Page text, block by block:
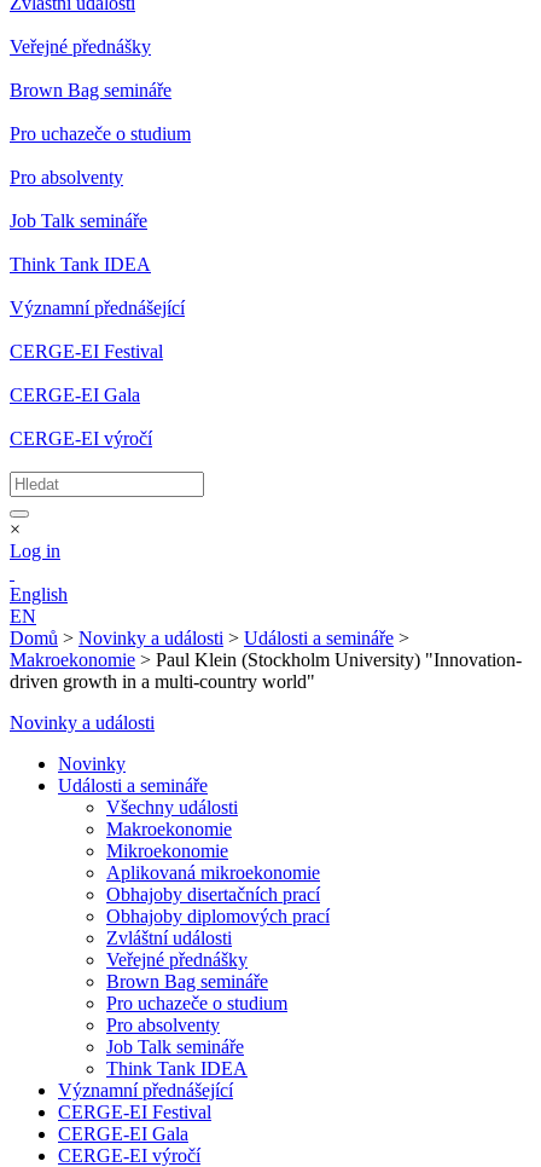
Veřejné přednášky
Brown Bag semináře
Pro uchazeče o studium
Pro absolventy
Job Talk semináře
Think Tank IDEA
Významní přednášející
CERGE-EI Festival
CERGE-EI Gala
CERGE-EI výročí
×
Log in
English
EN
Domů > Novinky a události > Události a semináře >
Makroekonomie > Paul Klein (Stockholm University) "Innovation-
driven growth in a multi-country world"
Novinky a události
Novinky
Události a semináře
Všechny události
Makroekonomie
Mikroekonomie
Aplikovaná mikroekonomie
Obhajoby disertačních prací
Obhajoby diplomových prací
Zvláštní události
Veřejné přednášky
Brown Bag semináře
Pro uchazeče o studium
Pro absolventy
Job Talk semináře
Think Tank IDEA
Významní přednášející
CERGE-EI Festival
CERGE-EI Gala
CERGE-EI výročí